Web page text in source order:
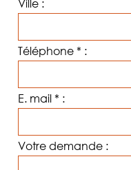
Ville :
Téléphone * :
E. mail * :
Votre demande :